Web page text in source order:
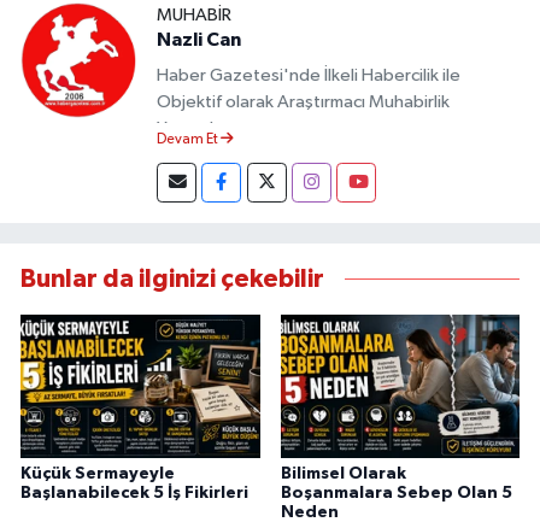
MUHABIR
Nazli Can
Haber Gazetesi'nde İlkeli Habercilik ile
Objektif olarak Araştırmacı Muhabirlik
Yapmaktayım.
Devam Et
Bunlar da ilginizi çekebilir
Küçük Sermayeyle
Başlanabilecek 5 İş Fikirleri
Bilimsel Olarak
Boşanmalara Sebep Olan 5
Neden